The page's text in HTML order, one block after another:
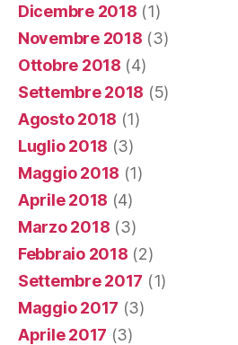
Dicembre 2018 (1)
Novembre 2018 (3)
Ottobre 2018 (4)
Settembre 2018 (5)
Agosto 2018 (1)
Luglio 2018 (3)
Maggio 2018 (1)
Aprile 2018 (4)
Marzo 2018 (3)
Febbraio 2018 (2)
Settembre 2017 (1)
Maggio 2017 (3)
Aprile 2017 (3)